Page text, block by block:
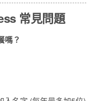
常見問題
嗎？